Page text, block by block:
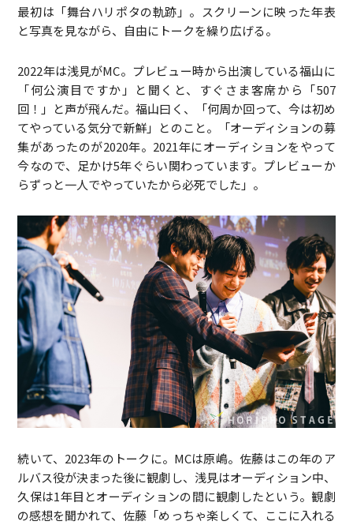
最初は「舞台ハリポタの軌跡」。スクリーンに映った年表
と写真を見ながら、自由にトークを繰り広げる。
2022年は浅見がMC。プレビュー時から出演している福山に
「何公演目ですか」と聞くと、すぐさま客席から「507
回！」と声が飛んだ。福山曰く、「何周か回って、今は初め
てやっている気分で新鮮」とのこと。「オーディションの募
集があったのが2020年。2021年にオーディションをやって
今なので、足かけ5年ぐらい関わっています。プレビューか
らずっと一人でやっていたから必死でした」。
続いて、2023年のトークに。MCは原嶋。佐藤はこの年のア
ルバス役が決まった後に観劇し、浅見はオーディション中、
久保は1年目とオーディションの間に観劇したという。観劇
の感想を聞かれて、佐藤「めっちゃ楽しくて、ここに入れる